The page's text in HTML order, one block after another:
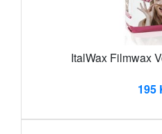
ItalWax Filmwax
195